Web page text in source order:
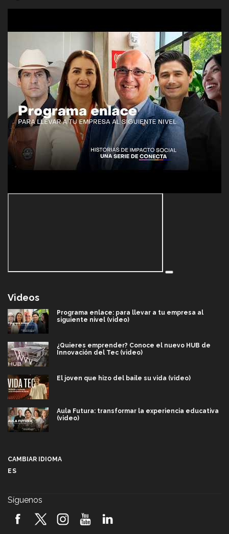
Videos
Programa enlace: para llevar a tu empresa al
siguiente nivel (video)
¿Quieres emprender? Conoce el nuevo HUB de
Innovación del Tec (video)
El joven que hizo del baile su vida (video)
Aula Futura: transformar la experiencia educativa
(video)
2026! (video)
CAMBIAR IDIOMA
ES
Síguenos